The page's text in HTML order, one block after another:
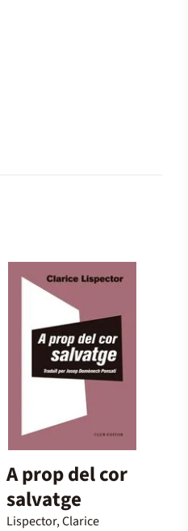
A prop del cor
salvatge
Lispector, Clarice